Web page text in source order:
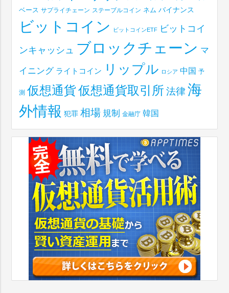
ベース サプライチェーン ステーブルコイン ネム バイナンス
ビットコイン ビットコインETF ビットコイ
ンキャッシュ ブロックチェーン マ
イニング ライトコイン リップル ロシア 中国 予
測 仮想通貨仮想通貨取引所 法律 海
外情報 犯罪 相場 規制 金融庁 韓国